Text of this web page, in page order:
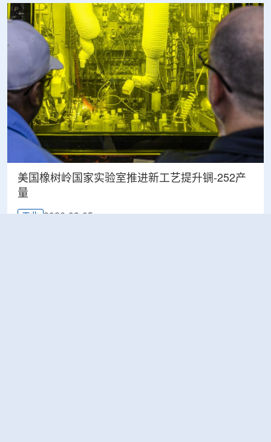
美国橡树岭国家实验室推进新工艺提升锎-252产
量
工业 2026-08-05